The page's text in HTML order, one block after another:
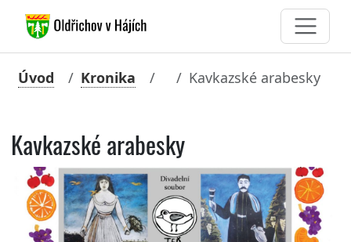
Úvod Kronika Kavkazské arabesky
Kavkazské arabesky